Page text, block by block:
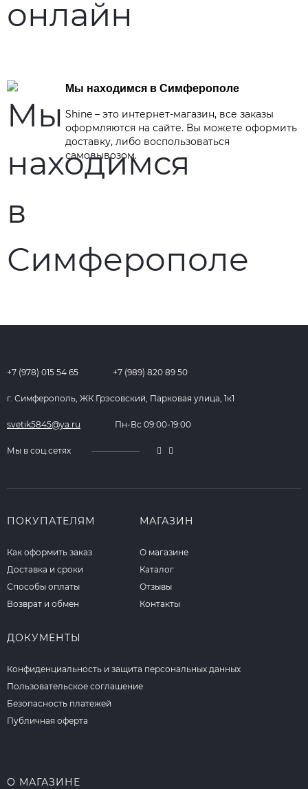
Мы находимся в Симферополе
Shine – это интернет-магазин, все заказы
оформляются на сайте. Вы можете оформить
доставку, либо воспользоваться
самовывозом.
+7 (978) 015 54 65 +7 (989) 820 89 50
г. Симферополь, ЖК Грэсовский, Парковая улица, 1к1
svetik5845@ya.ru Пн-Вс 09:00-19:00
Мы в соц.сетях
ПОКУПАТЕЛЯМ
Как оформить заказ
Доставка и сроки
Способы оплаты
Возврат и обмен
МАГАЗИН
О магазине
Каталог
Отзывы
Контакты
ДОКУМЕНТЫ
Конфиденциальность и защита персональных данных
Пользовательское соглашение
Безопасность платежей
Публичная оферта
О МАГАЗИНЕ